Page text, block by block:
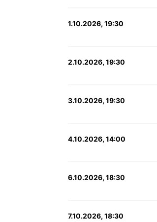
1.10.2026, 19:30
2.10.2026, 19:30
3.10.2026, 19:30
4.10.2026, 14:00
6.10.2026, 18:30
7.10.2026, 18:30